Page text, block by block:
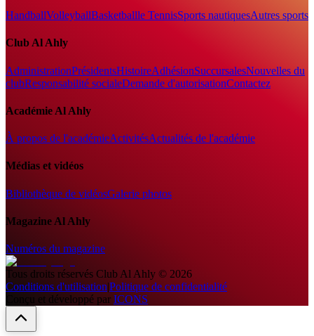
HandballVolleyballBasketballle TennisSports nautiquesAutres sports
Club Al Ahly
AdministrationPrésidentsHistoireAdhésionSuccursalesNouvelles du
clubResponsabilité socialeDemande d'autorisationContactez
Académie Al Ahly
À propos de l'académieActivitésActualités de l'académie
Médias et vidéos
Bibliothèque de vidéosGalerie photos
Magazine Al Ahly
Numéros du magazine
Tous droits réservés Club Al Ahly © 2026
Conditions d'utilisation|Politique de confidentialité
Conçu et développé par ICONS